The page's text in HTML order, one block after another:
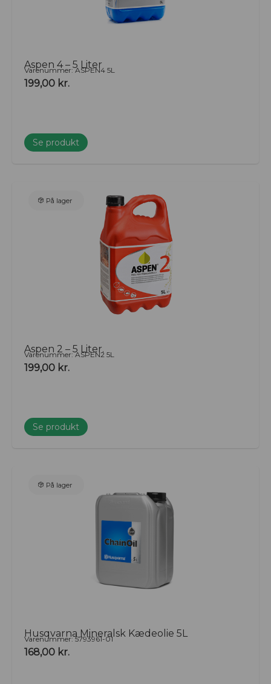
Aspen 4 – 5 Liter
Varenummer: ASPEN4 5L
199,00 kr.
Se produkt
På lager
Aspen 2 – 5 Liter.
Varenummer: ASPEN2 5L
199,00 kr.
Se produkt
På lager
Husqvarna Mineralsk Kædeolie 5L
Varenummer: 5793961-01
168,00 kr.